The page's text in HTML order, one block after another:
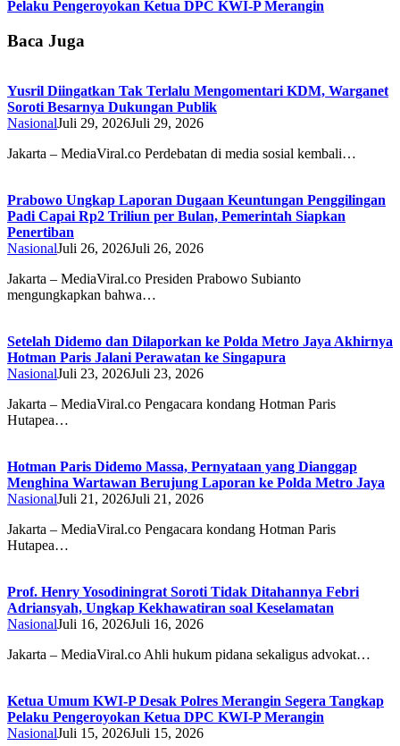
Pelaku Pengeroyokan Ketua DPC KWI-P Merangin
Baca Juga
Yusril Diingatkan Tak Terlalu Mengomentari KDM, Warganet
Soroti Besarnya Dukungan Publik
NasionalJuli 29, 2026Juli 29, 2026
Jakarta – MediaViral.co Perdebatan di media sosial kembali…
Prabowo Ungkap Laporan Dugaan Keuntungan Penggilingan
Padi Capai Rp2 Triliun per Bulan, Pemerintah Siapkan
Penertiban
NasionalJuli 26, 2026Juli 26, 2026
Jakarta – MediaViral.co Presiden Prabowo Subianto
mengungkapkan bahwa…
Setelah Didemo dan Dilaporkan ke Polda Metro Jaya Akhirnya
Hotman Paris Jalani Perawatan ke Singapura
NasionalJuli 23, 2026Juli 23, 2026
Jakarta – MediaViral.co Pengacara kondang Hotman Paris
Hutapea…
Hotman Paris Didemo Massa, Pernyataan yang Dianggap
Menghina Wartawan Berujung Laporan ke Polda Metro Jaya
NasionalJuli 21, 2026Juli 21, 2026
Jakarta – MediaViral.co Pengacara kondang Hotman Paris
Hutapea…
Prof. Henry Yosodiningrat Soroti Tidak Ditahannya Febri
Adriansyah, Ungkap Kekhawatiran soal Keselamatan
NasionalJuli 16, 2026Juli 16, 2026
Jakarta – MediaViral.co Ahli hukum pidana sekaligus advokat…
Ketua Umum KWI-P Desak Polres Merangin Segera Tangkap
Pelaku Pengeroyokan Ketua DPC KWI-P Merangin
NasionalJuli 15, 2026Juli 15, 2026